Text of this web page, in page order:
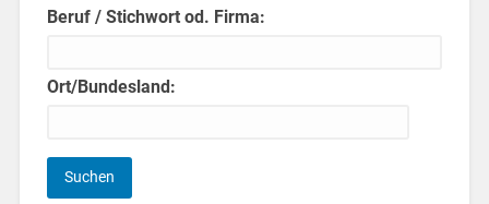
Beruf / Stichwort od. Firma:
Ort/Bundesland: